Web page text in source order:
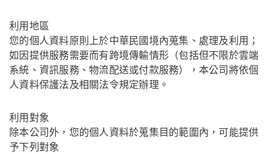
利用地區
您的個人資料原則上於中華民國境內蒐集、處理及利用；
如因提供服務需要而有跨境傳輸情形（包括但不限於雲端
系統、資訊服務、物流配送或付款服務），本公司將依個
人資料保護法及相關法令規定辦理。
利用對象
除本公司外，您的個人資料於蒐集目的範圍內，可能提供
予下列對象